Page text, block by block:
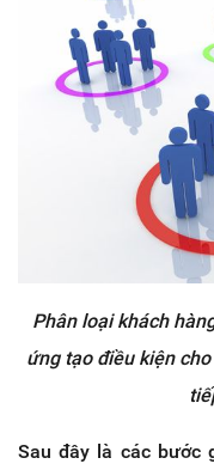
Phân loại khách
ứng tạo điều kiện
Sau đây là các bước